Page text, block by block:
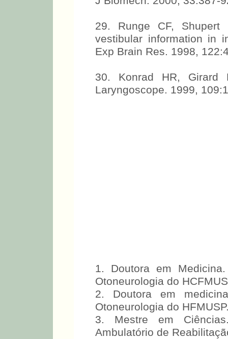
29. Runge CF,
vestibular information in
Exp Brain Res. 1998,
30. Konrad HR, Girard
Laryngoscope. 1999,
1. Doutora em
Otoneurologia do
2. Doutora em
Otoneurologia do
3. Mestre em
Ambulatório de